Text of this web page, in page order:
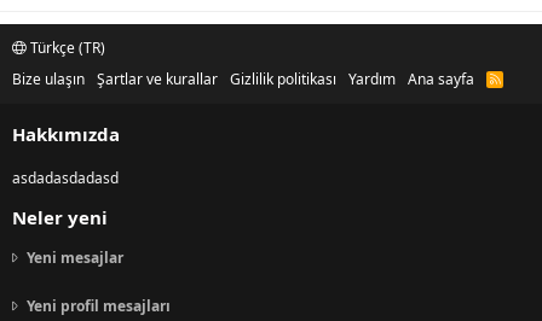
Türkçe (TR)
Bize ulaşın Şartlar ve kurallar Gizlilik politikası Yardım Ana sayfa
R
Hakkımızda
asdadasdadasd
Neler yeni
Yeni mesajlar
Yeni profil mesajları